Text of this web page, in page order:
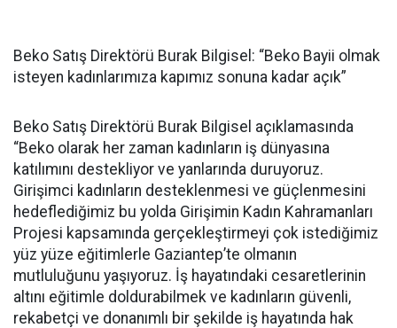
Beko Satış Direktörü Burak Bilgisel: “Beko Bayii olmak
isteyen kadınlarımıza kapımız sonuna kadar açık”
Beko Satış Direktörü Burak Bilgisel açıklamasında
“Beko olarak her zaman kadınların iş dünyasına
katılımını destekliyor ve yanlarında duruyoruz.
Girişimci kadınların desteklenmesi ve güçlenmesini
hedeflediğimiz bu yolda Girişimin Kadın Kahramanları
Projesi kapsamında gerçekleştirmeyi çok istediğimiz
yüz yüze eğitimlerle Gaziantep’te olmanın
mutluluğunu yaşıyoruz. İş hayatındaki cesaretlerinin
altını eğitimle doldurabilmek ve kadınların güvenli,
rekabetçi ve donanımlı bir şekilde iş hayatında hak